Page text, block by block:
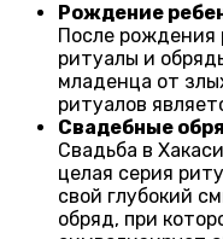
Рождение
После рождения
ритуалы и
младенца от
ритуалов
Свадебные
Свадьба в
целая серия
свой глубокий
обряд, при